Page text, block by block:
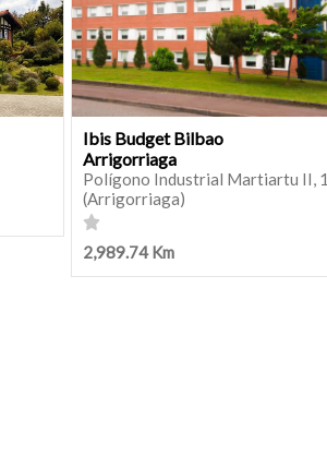
Ibis Budget Bilbao
Arrigorriaga
Polígono Industrial Martiartu II, 1
(Arrigorriaga)
2,989.74 Km